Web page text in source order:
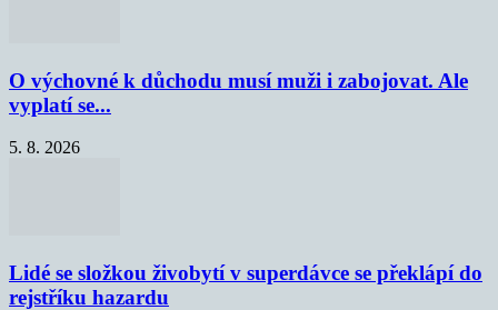
O výchovné k důchodu musí muži i zabojovat. Ale
vyplatí se...
5. 8. 2026
Lidé se složkou živobytí v superdávce se překlápí do
rejstříku hazardu